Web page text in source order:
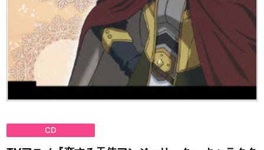
CD